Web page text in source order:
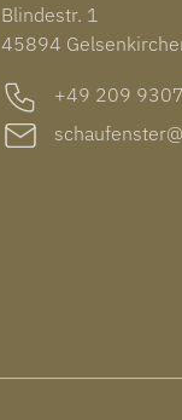
Blindestr. 1
45894
+49 209